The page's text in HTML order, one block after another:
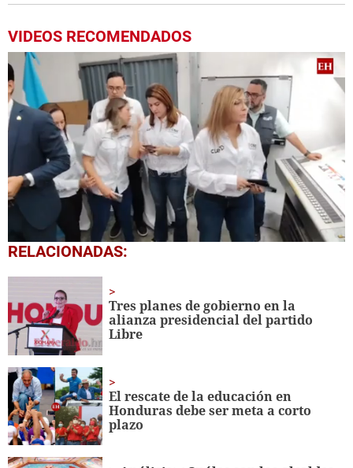
VIDEOS RECOMENDADOS
0
seconds
37
seconds
RELACIONADAS:
Tres planes de gobierno en la
alianza presidencial del partido
Libre
El rescate de la educación en
Honduras debe ser meta a corto
plazo